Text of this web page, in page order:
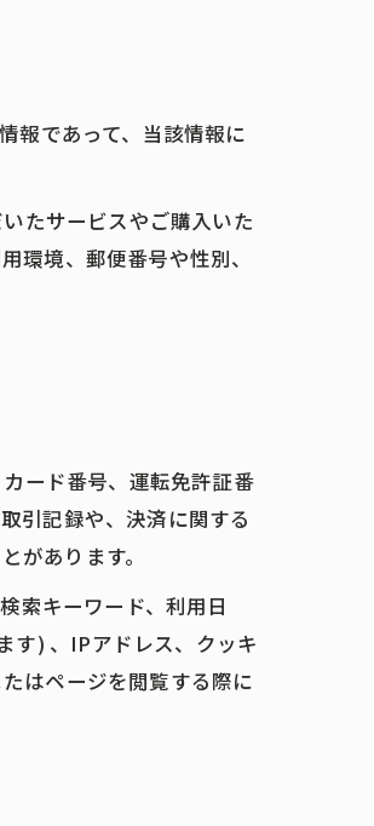
報であって、当該情報に
たサービスやご購入いた
環境、郵便番号や性別、
ード番号、運転免許証番
引記録や、決済に関する
があります。
索キーワード、利用日
す) 、IPアドレス、クッキ
はページを閲覧する際に